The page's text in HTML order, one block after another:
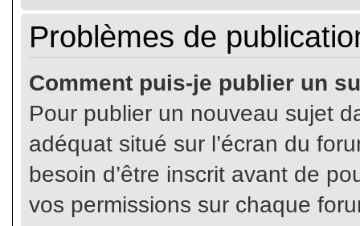
Problèmes de
Comment puis-je publier un
Pour publier un nouveau sujet
adéquat situé sur l’écran du
besoin d’être inscrit avant de
vos permissions sur chaque